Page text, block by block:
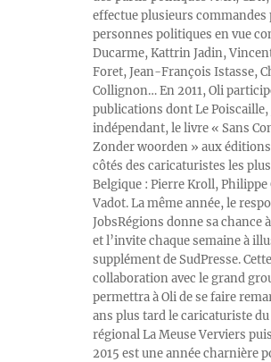
effectue plusieurs commandes
personnes politiques en vue
Ducarme, Kattrin Jadin,
Foret, Jean-François Istasse,
Collignon… En 2011, Oli
publications dont Le
indépendant, le livre « Sans
Zonder woorden » aux
côtés des caricaturistes les
Belgique : Pierre Kroll, Philippe
Vadot. La même année, le
JobsRégions donne sa chance
et l’invite chaque semaine à
supplément de SudPresse.
collaboration avec le grand
permettra à Oli de se faire
ans plus tard le caricaturiste
régional La Meuse Verviers
2015 est une année charnière